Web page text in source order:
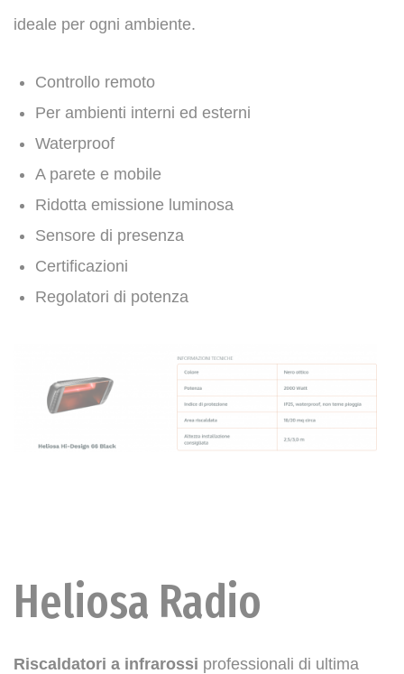
ideale per ogni ambiente.
Controllo remoto
Per ambienti interni ed esterni
Waterproof
A parete e mobile
Ridotta emissione luminosa​
Sensore di presenza
Certificazioni​
Regolatori di potenza
Heliosa Radio
Riscaldatori a infrarossi professionali di ultima